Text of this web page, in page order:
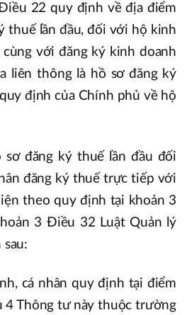
22 quy định về địa điểm
thuế lần đầu, đối với hộ kinh
với đăng ký kinh doanh
liên thông là hồ sơ đăng ký
định của Chính phủ về hộ
đăng ký thuế lần đầu đối
đăng ký thuế trực tiếp với
theo quy định tại khoản 3
3 Điều 32 Luật Quản lý
cá nhân quy định tại điểm
4 Thông tư này thuộc trường